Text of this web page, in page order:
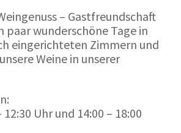
– Gastfreundschaft
paar wunderschöne Tage in
eingerichteten Zimmern und
Weine in unserer
12:30 Uhr und 14:00 – 18:00